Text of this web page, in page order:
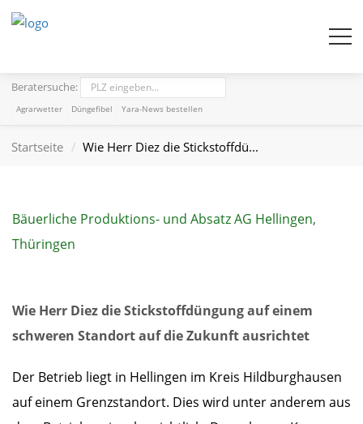
Beratersuche:
Agrarwetter Düngefibel Yara-News bestellen
Startseite Wie Herr Diez die Stickstoffdü...
Bäuerliche Produktions- und Absatz AG Hellingen,
Thüringen
Wie Herr Diez die Stickstoffdüngung auf einem
schweren Standort auf die Zukunft ausrichtet
Der Betrieb liegt in Hellingen im Kreis Hildburghausen
auf einem Grenzstandort. Dies wird unter anderem aus